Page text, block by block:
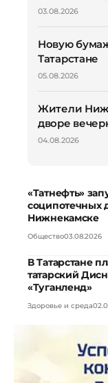
03.08.2026
Новую
Татарстане
05.08.2026
Жители
дворе
04.08.2026
«Татнефть»
соципотечных
Нижнекамске
Общество03.08.2026
В Татарстане
татарский
«Туганленд»
Здоровье и среда